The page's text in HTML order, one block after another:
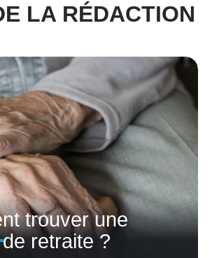
LA RÉDACTION
trouver une
retraite ?